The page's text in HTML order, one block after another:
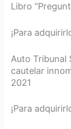
Libro
¡Para
Auto Tribunal
cautelar
2021
¡Para